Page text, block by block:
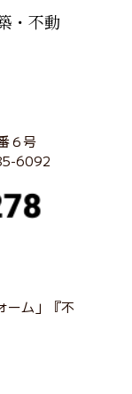
・不動
６号
6092
ーム」『不